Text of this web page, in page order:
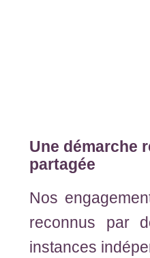
Une démarche
partagée
Nos
reconnus par
instances